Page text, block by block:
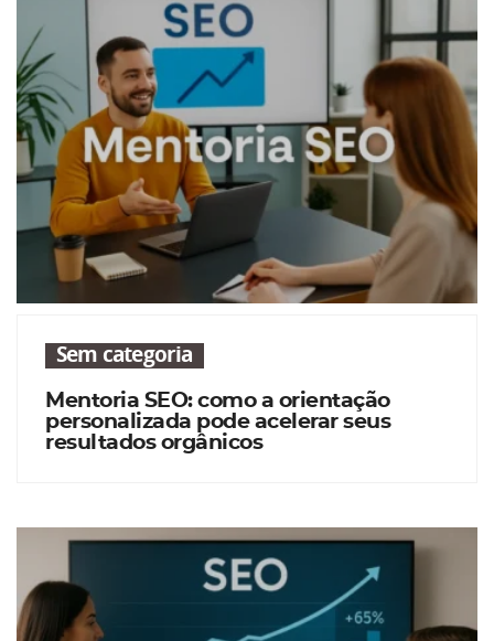
Sem categoria
Mentoria SEO: como a orientação
personalizada pode acelerar seus
resultados orgânicos